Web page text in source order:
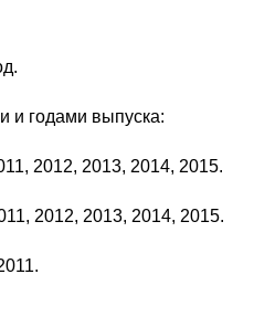
и годами выпуска:
2012, 2013, 2014, 2015.
2012, 2013, 2014, 2015.